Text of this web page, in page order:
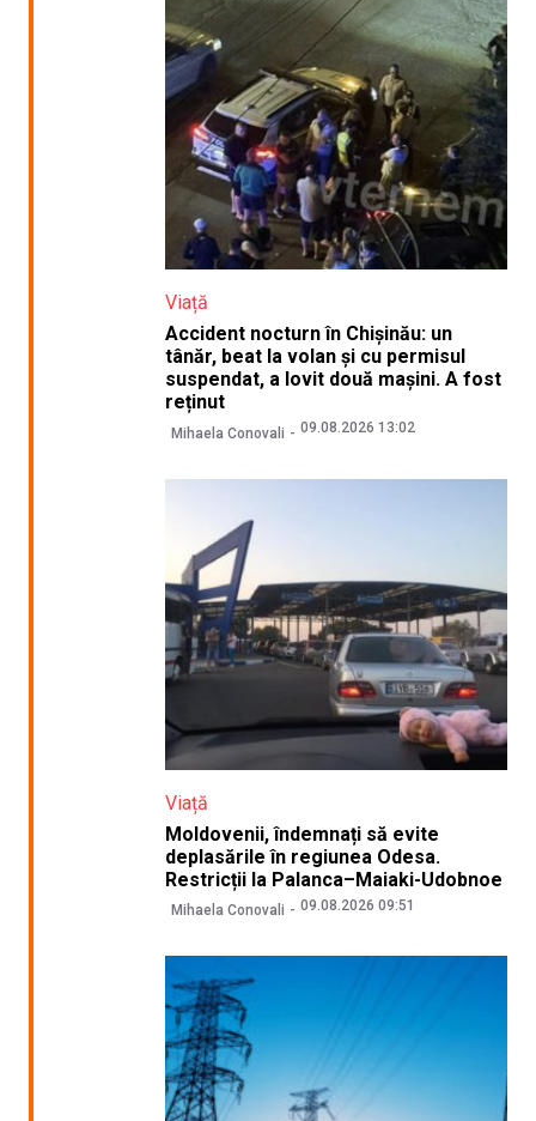
Viață
Accident nocturn în Chișinău: un
tânăr, beat la volan și cu permisul
suspendat, a lovit două mașini. A fost
reținut
Mihaela Conovali 09.08.2026 13:02
Viață
Moldovenii, îndemnați să evite
deplasările în regiunea Odesa.
Restricții la Palanca–Maiaki-Udobnoe
Mihaela Conovali 09.08.2026 09:51